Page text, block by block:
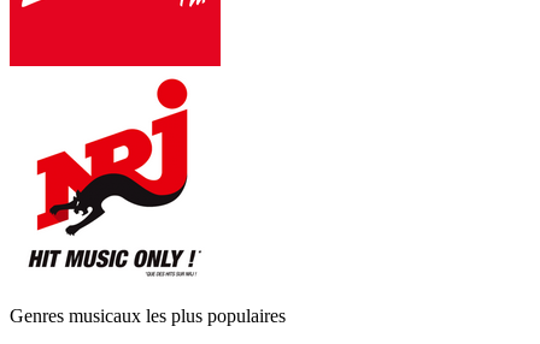
Genres musicaux les plus populaires